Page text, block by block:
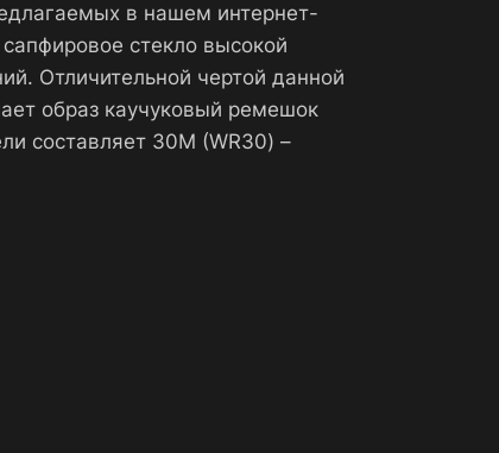
в нашем интернет-
стекло высокой
Отличительной чертой данной
образ каучуковый ремешок
составляет 30М (WR30) –